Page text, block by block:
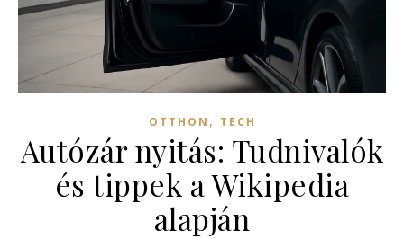
OTTHON , TECH
Autózár nyitás: Tudnivalók
és tippek a Wikipedia
alapján